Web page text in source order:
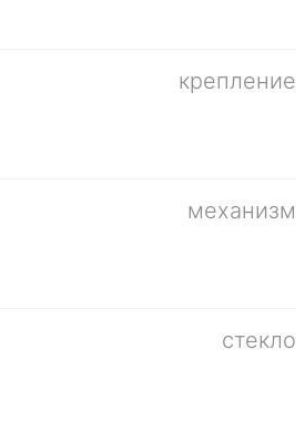
крепление
механизм
стекло